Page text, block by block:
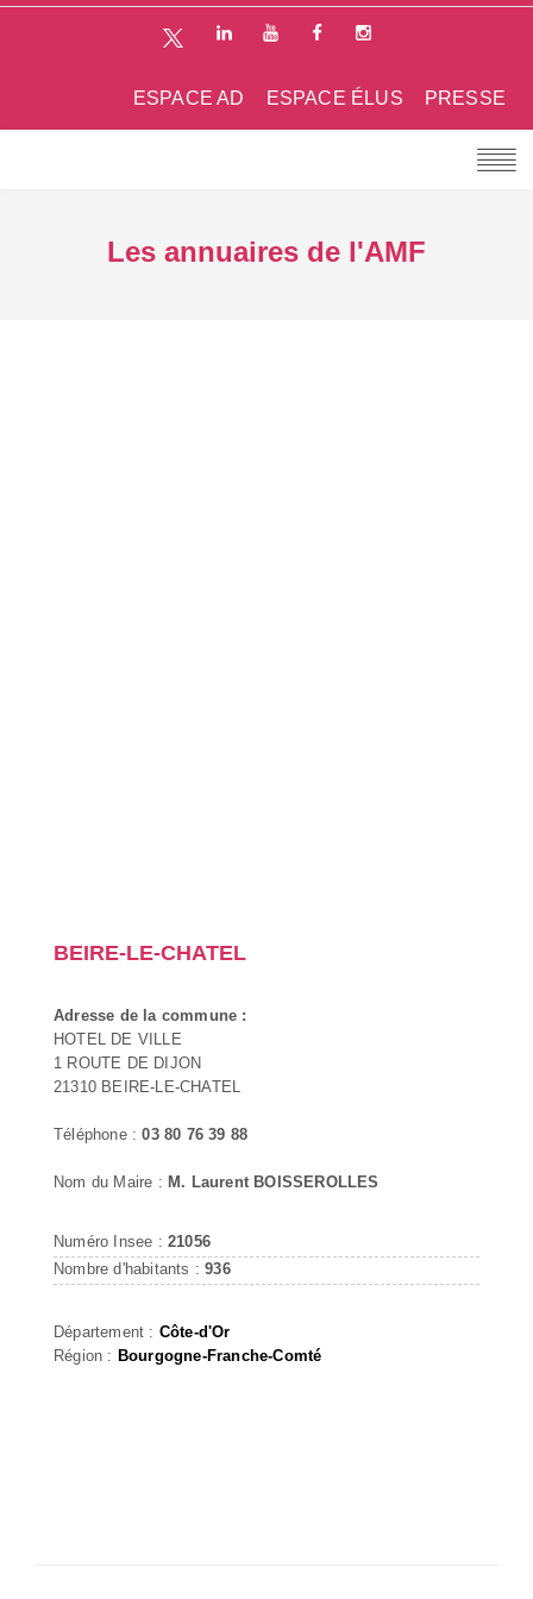
PRESSE
ESPACE ÉLUS
ESPACE AD
Les annuaires de l'AMF
BEIRE-LE-CHATEL
Adresse de la commune :
HOTEL DE VILLE
1 ROUTE DE DIJON
21310 BEIRE-LE-CHATEL
Téléphone :03 80 76 39 88
Nom du Maire : M. Laurent BOISSEROLLES
Numéro Insee : 21056
Nombre d'habitants :936
Département : Côte-d'Or
Région : Bourgogne-Franche-Comté